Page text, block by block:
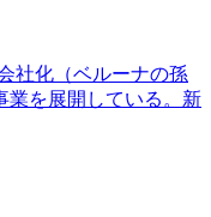
社化（ベルーナの孫
業を展開している。新